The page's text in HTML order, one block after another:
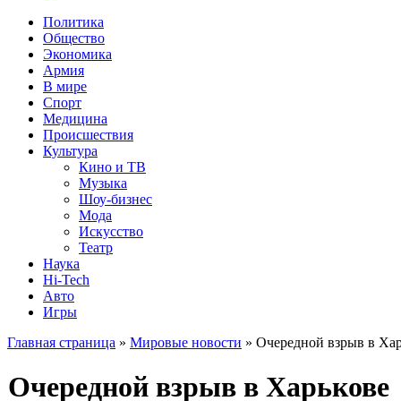
Политика
Общество
Экономика
Армия
В мире
Спорт
Медицина
Происшествия
Культура
Кино и ТВ
Музыка
Шоу-бизнес
Мода
Искусство
Театр
Наука
Hi-Tech
Авто
Игры
Главная страница » Мировые новости » Очередной взрыв в
Очередной взрыв в Харькове